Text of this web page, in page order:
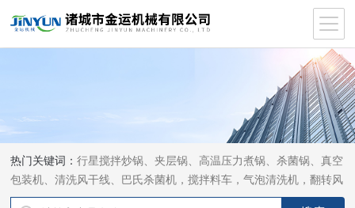
热门关键词：行星搅拌炒锅、夹层锅、高温压力煮锅、杀菌锅、真空
包装机、清洗风干线、巴氏杀菌机，搅拌料车，气泡清洗机，翻转风
干机